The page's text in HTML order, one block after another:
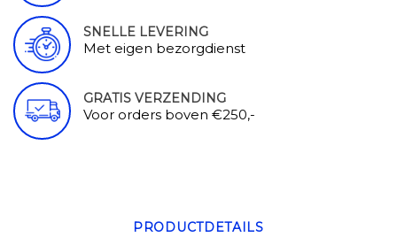
SNELLE LEVERING
Met eigen bezorgdienst
GRATIS VERZENDING
Voor orders boven €250,-
PRODUCTDETAILS